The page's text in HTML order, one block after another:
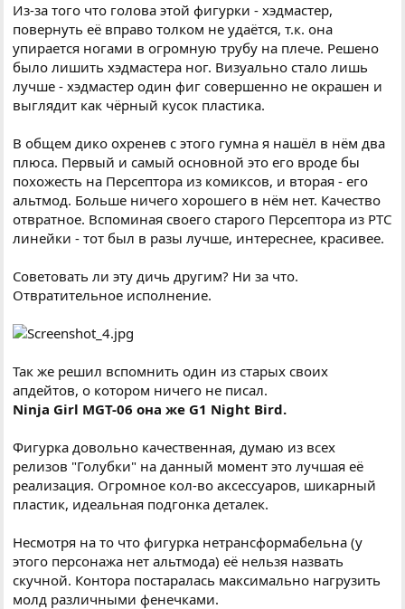
Из-за того что голова этой фигурки - хэдмастер,
повернуть её вправо толком не удаётся, т.к. она
упирается ногами в огромную трубу на плече. Решено
было лишить хэдмастера ног. Визуально стало лишь
лучше - хэдмастер один фиг совершенно не окрашен и
выглядит как чёрный кусок пластика.
В общем дико охренев с этого гумна я нашёл в нём два
плюса. Первый и самый основной это его вроде бы
похожесть на Персептора из комиксов, и вторая - его
альтмод. Больше ничего хорошего в нём нет. Качество
отвратное. Вспоминая своего старого Персептора из РТС
линейки - тот был в разы лучше, интереснее, красивее.
Советовать ли эту дичь другим? Ни за что.
Отвратительное исполнение.
Так же решил вспомнить один из старых своих
апдейтов, о котором ничего не писал.
Ninja Girl MGT-06 она же G1 Night Bird.
Фигурка довольно качественная, думаю из всех
релизов "Голубки" на данный момент это лучшая её
реализация. Огромное кол-во аксессуаров, шикарный
пластик, идеальная подгонка деталек.
Несмотря на то что фигурка нетрансформабельна (у
этого персонажа нет альтмода) её нельзя назвать
скучной. Контора постаралась максимально нагрузить
молд различными фенечками.